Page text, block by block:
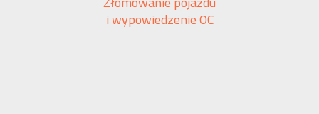
i wypowiedzenie OC